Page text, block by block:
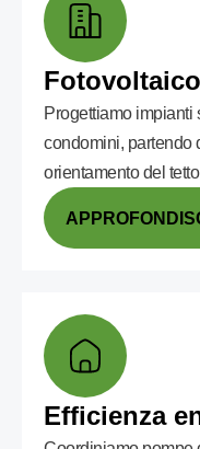
Fotovoltaico
Progettiamo impianti
condomini, partendo
orientamento del
Efficienza